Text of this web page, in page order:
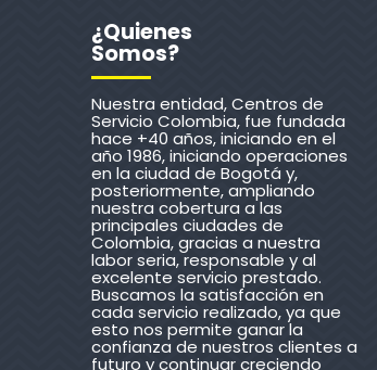
¿Quienes
Somos?
Nuestra entidad, Centros de
Servicio Colombia, fue fundada
hace +40 años, iniciando en el
año 1986, iniciando operaciones
en la ciudad de Bogotá y,
posteriormente, ampliando
nuestra cobertura a las
principales ciudades de
Colombia, gracias a nuestra
labor seria, responsable y al
excelente servicio prestado.
Buscamos la satisfacción en
cada servicio realizado, ya que
esto nos permite ganar la
confianza de nuestros clientes a
futuro y continuar creciendo